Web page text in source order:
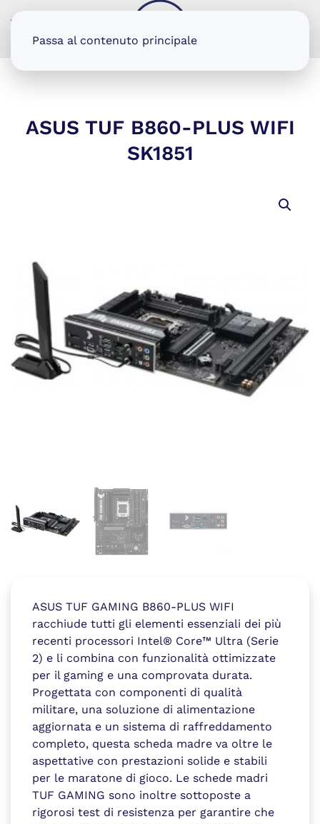
Passa al contenuto principale
ASUS TUF B860-PLUS WIFI
SK1851
ASUS TUF GAMING B860-PLUS WIFI
racchiude tutti gli elementi essenziali dei più
recenti processori Intel® Core™ Ultra (Serie
2) e li combina con funzionalità ottimizzate
per il gaming e una comprovata durata.
Progettata con componenti di qualità
militare, una soluzione di alimentazione
aggiornata e un sistema di raffreddamento
completo, questa scheda madre va oltre le
aspettative con prestazioni solide e stabili
per le maratone di gioco. Le schede madri
TUF GAMING sono inoltre sottoposte a
rigorosi test di resistenza per garantire che